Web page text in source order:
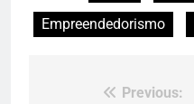
Empreendedorismo
Navegação
Previous: